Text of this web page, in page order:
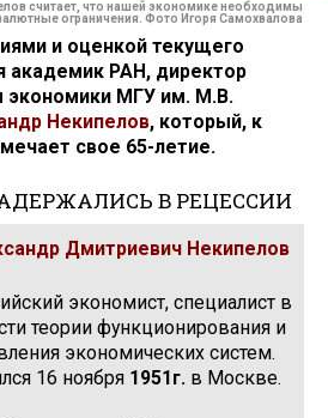
считает, что нашей экономике необходимы
ограничения. Фото Игоря Самохвалова
и оценкой текущего
академик РАН, директор
МГУ им. М.В.
Некипелов, который, к
свое 65-летие.
В РЕЦЕССИИ
Дмитриевич Некипелов
экономист, специалист в
теории функционирования и
экономических систем.
16 ноября 1951г. в Москве.